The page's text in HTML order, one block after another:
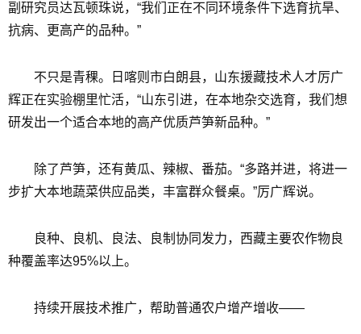
副研究员达瓦顿珠说，“我们正在不同环境条件下选育抗旱、
抗病、更高产的品种。”
不只是青稞。日喀则市白朗县，山东援藏技术人才厉广
辉正在实验棚里忙活，“山东引进，在本地杂交选育，我们想
研发出一个适合本地的高产优质芦笋新品种。”
除了芦笋，还有黄瓜、辣椒、番茄。“多路并进，将进一
步扩大本地蔬菜供应品类，丰富群众餐桌。”厉广辉说。
良种、良机、良法、良制协同发力，西藏主要农作物良
种覆盖率达95%以上。
持续开展技术推广，帮助普通农户增产增收——